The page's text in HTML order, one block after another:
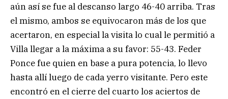
aún así se fue al descanso largo 46-40 arriba. Tras
el mismo, ambos se equivocaron más de los que
acertaron, en especial la visita lo cual le permitió a
Villa llegar a la máxima a su favor: 55-43. Feder
Ponce fue quien en base a pura potencia, lo llevo
hasta allí luego de cada yerro visitante. Pero este
encontró en el cierre del cuarto los aciertos de